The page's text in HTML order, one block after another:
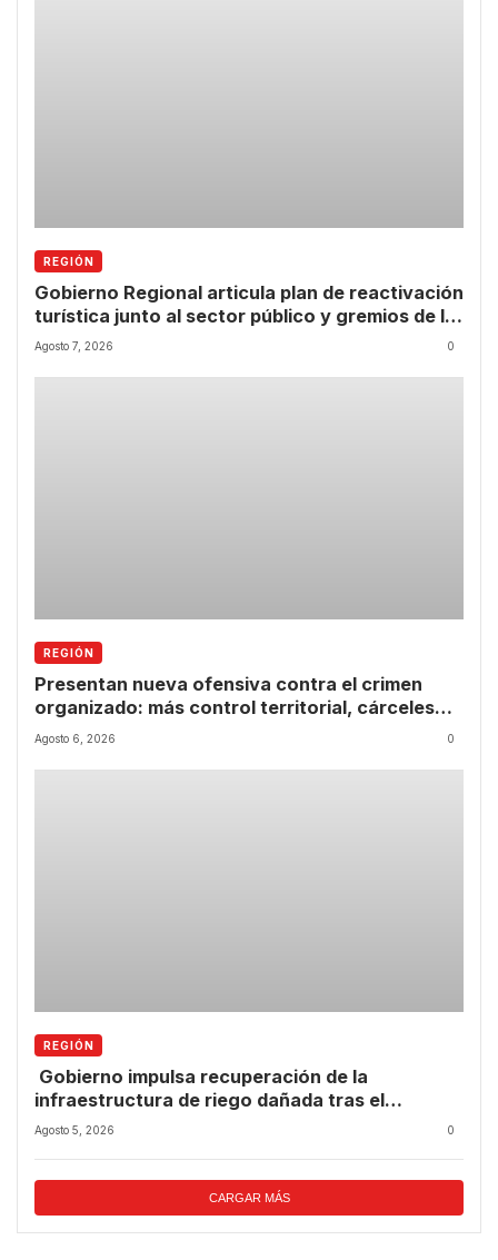
REGIÓN
Gobierno Regional articula plan de reactivación
turística junto al sector público y gremios de la
Región de Coquimbo
Agosto 7, 2026 0
REGIÓN
Presentan nueva ofensiva contra el crimen
organizado: más control territorial, cárceles
más estrictas y decomiso de bienes
Agosto 6, 2026 0
REGIÓN
Gobierno impulsa recuperación de la
infraestructura de riego dañada tras el
temporal.
Agosto 5, 2026 0
CARGAR MÁS